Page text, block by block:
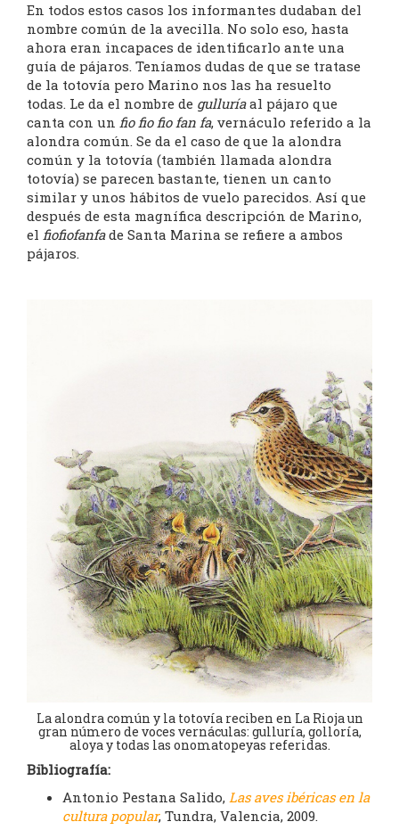
En todos estos casos los informantes dudaban del
nombre común de la avecilla. No solo eso, hasta
ahora eran incapaces de identificarlo ante una
guía de pájaros. Teníamos dudas de que se tratase
de la totovía pero Marino nos las ha resuelto
todas. Le da el nombre de gulluríaal pájaro que
canta con un fio fio fio fan fa, vernáculo referido a la
alondra común. Se da el caso de que la alondra
común y la totovía (también llamada alondra
totovía) se parecen bastante, tienen un canto
similar y unos hábitos de vuelo parecidos. Así que
después de esta magnífica descripción de Marino,
el fiofiofanfade Santa Marina se refiere a ambos
pájaros.
La alondra común y la totovía reciben en La Rioja un
gran número de voces vernáculas: gulluría, golloría,
aloya y todas las onomatopeyas referidas.
Bibliografía:
Antonio Pestana Salido, Las aves ibéricas en la
cultura popular, Tundra, Valencia, 2009.